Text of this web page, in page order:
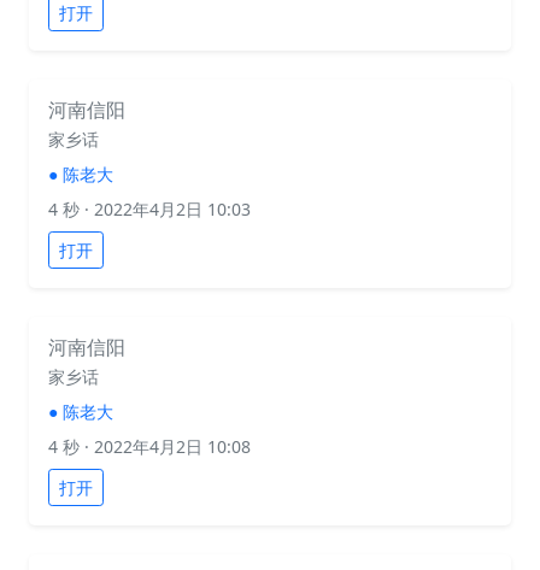
打开
河南信阳
家乡话
● 陈老大
4 秒 · 2022年4月2日 10:03
打开
河南信阳
家乡话
● 陈老大
4 秒 · 2022年4月2日 10:08
打开